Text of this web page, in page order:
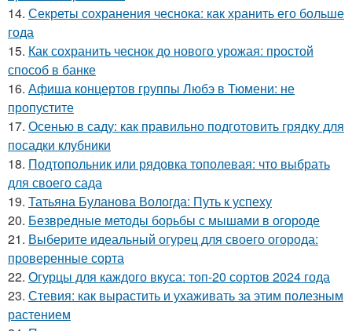
14. Секреты сохранения чеснока: как хранить его больше
года
15. Как сохранить чеснок до нового урожая: простой
способ в банке
16. Афиша концертов группы Любэ в Тюмени: не
пропустите
17. Осенью в саду: как правильно подготовить грядку для
посадки клубники
18. Подтопольник или рядовка тополевая: что выбрать
для своего сада
19. Татьяна Буланова Вологда: Путь к успеху
20. Безвредные методы борьбы с мышами в огороде
21. Выберите идеальный огурец для своего огорода:
проверенные сорта
22. Огурцы для каждого вкуса: топ-20 сортов 2024 года
23. Стевия: как вырастить и ухаживать за этим полезным
растением